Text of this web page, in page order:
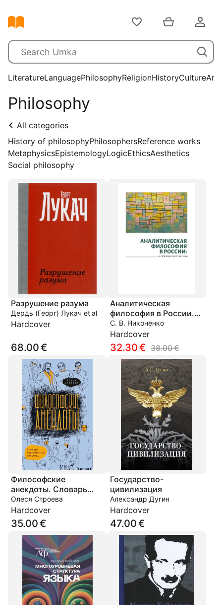
LiteratureLanguagePhilosophyReligionHistoryCultureArts
Philosophy
All categories
History of philosophyPhilosophersReference works
MetaphysicsEpistemologyLogicEthicsAesthetics
Social philosophy
Разрушение разума
Дердь (Георг) Лукач et al
Hardcover
68.00 €
Аналитическая
философия в России.
История и
перспективы. Сборник
статей и выступлений
С. В. Никоненко
Hardcover
32.30 € 38.00 €
Философские
анекдоты. Словарь
современной культуры
Олеся Строева
Hardcover
35.00 €
Государство-
цивилизация
Александр Дугин
Hardcover
47.00 €